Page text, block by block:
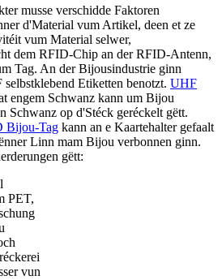
musse verschidde Faktoren
d'Material vum Artikel, deen et ze
vum Material selwer,
dem RFID-Chip an der RFID-Antenn,
Tag. An der Bijousindustrie ginn
Etiketten benotzt. UHF
engem Schwanz kann um Bijou
Schwanz op d'Stéck geréckelt gëtt.
Bijou-Tag kann an e Kaartehalter gefaalt
Linn mam Bijou verbonnen ginn.
gëtt:
PET,
vun